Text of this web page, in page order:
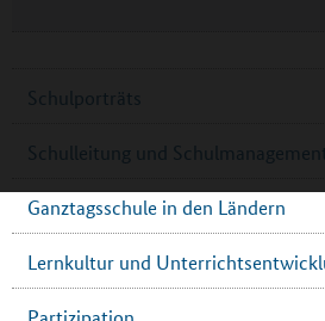
Schulporträts
Schulleitung und
Ganztagsschule in den Ländern
Lernkultur und